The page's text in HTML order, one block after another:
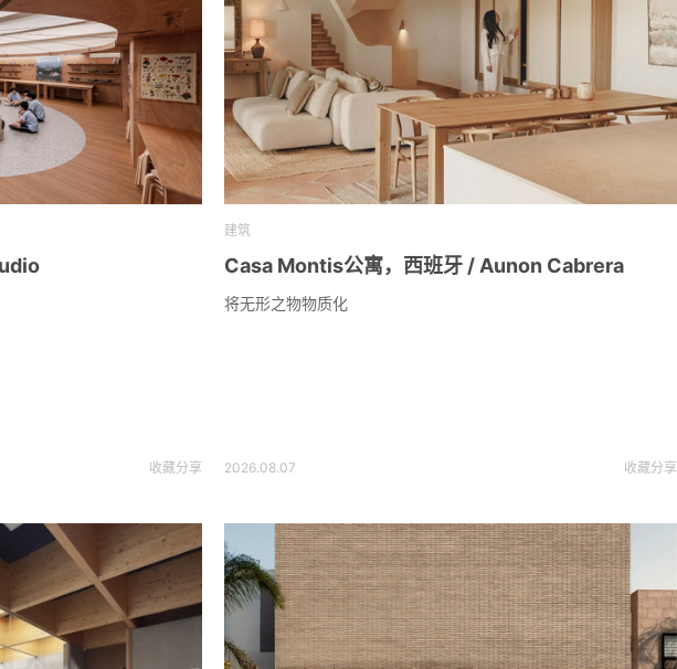
收藏分享
建筑
Casa Montis公寓，西班牙 / Aunon Cabrera
将无形之物物质化
2026.08.07 收藏分享